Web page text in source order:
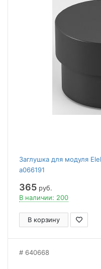
Заглушка для модуля
a066191
365 руб.
В наличии: 200
В корзину
640668